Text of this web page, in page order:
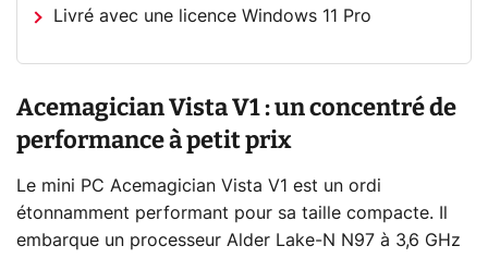
Livré avec une licence Windows 11 Pro
Acemagician Vista V1 : un concentré de
performance à petit prix
Le mini PC Acemagician Vista V1 est un ordi
étonnamment performant pour sa taille compacte. Il
embarque un processeur Alder Lake-N N97 à 3,6 GHz